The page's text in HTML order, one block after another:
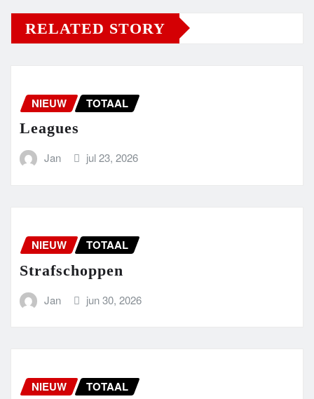
RELATED STORY
NIEUW TOTAAL
Leagues
Jan jul 23, 2026
NIEUW TOTAAL
Strafschoppen
Jan jun 30, 2026
NIEUW TOTAAL